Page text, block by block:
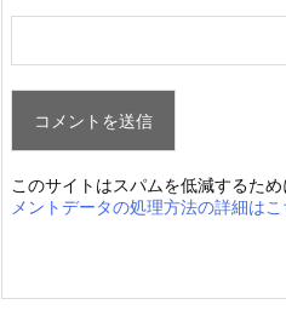
このサイトはスパムを低減するため
メントデータの処理方法の詳細は